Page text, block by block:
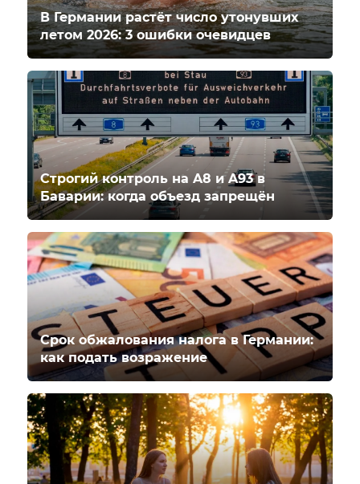
В Германии растёт число утонувших
летом 2026: 3 ошибки очевидцев
Строгий контроль на A8 и A93 в
Баварии: когда объезд запрещён
Срок обжалования налога в Германии:
как подать возражение